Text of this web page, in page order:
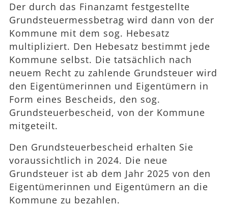
Der durch das Finanzamt festgestellte
Grundsteuermessbetrag wird dann von der
Kommune mit dem sog. Hebesatz
multipliziert. Den Hebesatz bestimmt jede
Kommune selbst. Die tatsächlich nach
neuem Recht zu zahlende Grundsteuer wird
den Eigentümerinnen und Eigentümern in
Form eines Bescheids, den sog.
Grundsteuerbescheid, von der Kommune
mitgeteilt.
Den Grundsteuerbescheid erhalten Sie
voraussichtlich in 2024. Die neue
Grundsteuer ist ab dem Jahr 2025 von den
Eigentümerinnen und Eigentümern an die
Kommune zu bezahlen.